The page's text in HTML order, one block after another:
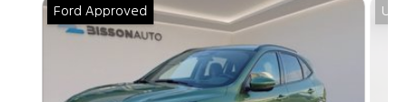
Ford Approved